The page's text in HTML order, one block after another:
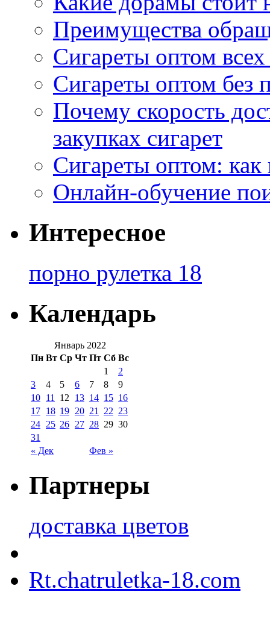
Преимущества
Сигареты оптом
Сигареты оптом без
Почему скорость
закупках сигарет
Сигареты оптом:
Онлайн-обучение
Интересное
порно рулетка 18
Календарь
Январь 2022
Пн Вт Ср Чт Пт Сб Вс
« Дек Фев »
1
2
3
4 5 6 7 8
9
10 11 12 13 14 15 16
17 18 19 20 21 22 23
24 25 26 27 28 29 30
31
Партнеры
доставка цветов
Rt.chatruletka-18.com